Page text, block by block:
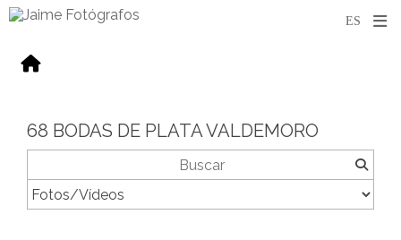
68 BODAS DE PLATA VALDEMORO